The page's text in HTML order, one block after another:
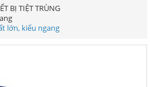
BỊ TIỆT TRÙNG
lớn, kiểu ngang